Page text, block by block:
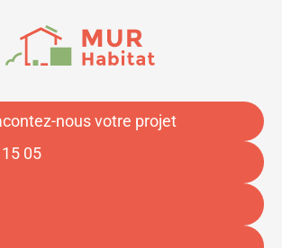
nous votre projet
05